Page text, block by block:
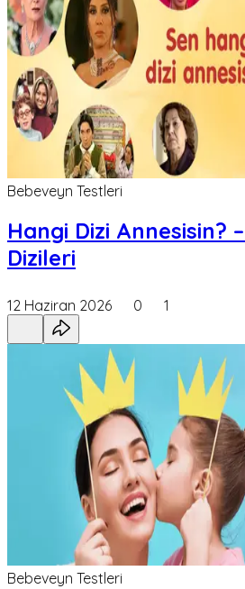
Bebeveyn Testleri
Hangi Dizi Annesisin?
Dizileri
12 Haziran 2026 0 1
Bebeveyn Testleri